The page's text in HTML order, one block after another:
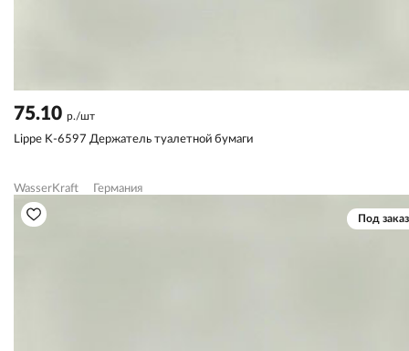
75.10 р./шт
Lippe K-6597 Держатель туалетной бумаги
WasserKraft Германия
Под заказ